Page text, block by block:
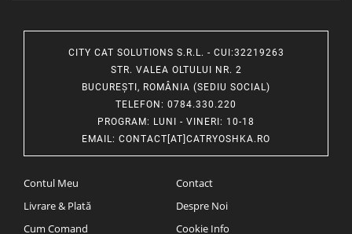
CITY CAT SOLUTIONS S.R.L. - CUI:32219263
STR. VALEA OLTULUI NR. 2
BUCUREȘTI, ROMÂNIA (SEDIU SOCIAL)
TELEFON : 0784.330.220
PROGRAM: LUNI - VINERI: 10-18
EMAIL: CONTACT[AT]CATRYOSHKA.RO
Contul Meu
Livrare & Plată
Cum Comand
Contact
Despre Noi
Cookie Info